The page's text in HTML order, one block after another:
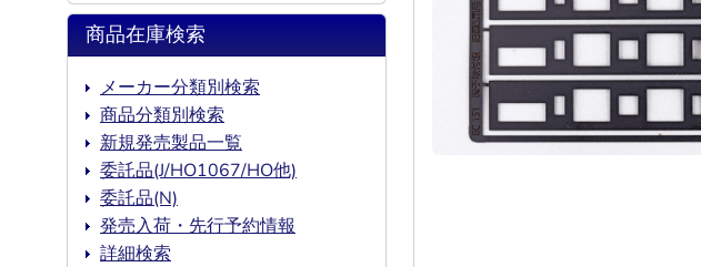
商品在庫検索
メーカー分類別検索
商品分類別検索
新規発売製品一覧
委託品(J/HO1067/HO他)
委託品(N)
発売入荷・先行予約情報
詳細検索